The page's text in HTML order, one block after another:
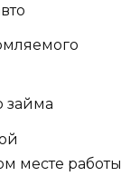
займа
месте работы